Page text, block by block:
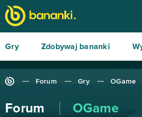
Gry Zdobywaj bananki
Forum Gry OGame
Forum OGame
Crossout
League of Angels 2 38
Aion 37
Wolni farmerzy 37
Vikings: War of Clans